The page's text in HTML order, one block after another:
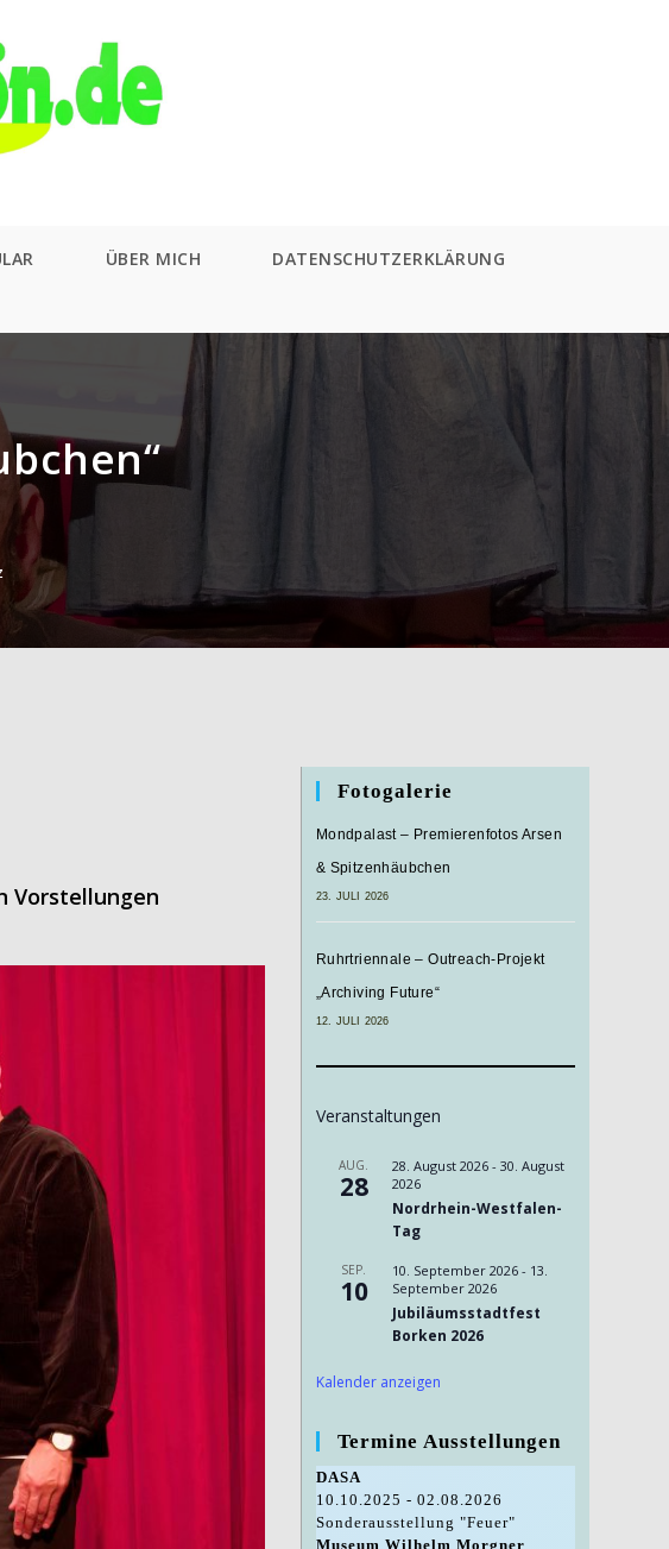
ÜBER MICH DATENSCHUTZERKLÄRUNG
Vorstellungen
Fotogalerie
Mondpalast – Premierenfotos Arsen
& Spitzenhäubchen
23. JULI 2026
Ruhrtriennale – Outreach-Projekt
„Archiving Future“
12. JULI 2026
Veranstaltungen
AUG.
28
28. August 2026- 30. August
2026
Nordrhein-Westfalen-
Tag
SEP.
10
10. September 2026- 13.
September 2026
Jubiläumsstadtfest
Borken 2026
Kalender anzeigen
Termine Ausstellungen
DASA
10.10.2025 - 02.08.2026
Sonderausstellung "Feuer"
Museum Wilhelm Morgner